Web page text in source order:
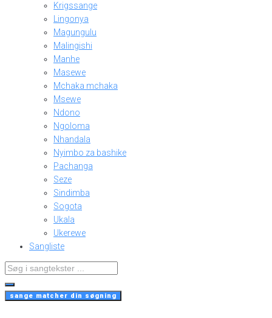
Krigssange
Lingonya
Magungulu
Malingishi
Manhe
Masewe
Mchaka mchaka
Msewe
Ndono
Ngoloma
Nhandala
Nyimbo za bashike
Pachanga
Seze
Sindimba
Sogota
Ukala
Ukerewe
Sangliste
Search
...
sange matcher din søgning